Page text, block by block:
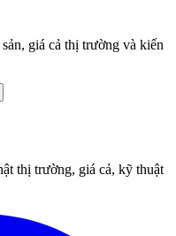
giá cả thị trường và kiến
thị trường, giá cả, kỹ thuật